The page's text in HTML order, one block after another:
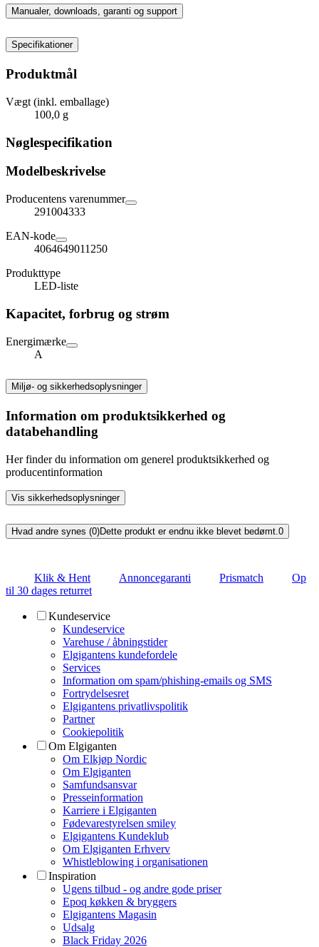
Manualer, downloads, garanti og support
Specifikationer
Produktmål
Vægt (inkl. emballage)
100,0 g
Nøglespecifikation
Modelbeskrivelse
Producentens varenummer
291004333
EAN-kode
4064649011250
Produkttype
LED-liste
Kapacitet, forbrug og strøm
Energimærke
A
Miljø- og sikkerhedsoplysninger
Information om produktsikkerhed og
databehandling
Her finder du information om generel produktsikkerhed og
producentinformation
Vis sikkerhedsoplysninger
Hvad andre synes (0)Dette produkt er endnu ikke blevet bedømt. 0
Klik & Hent Annoncegaranti Prismatch
Op
til 30 dages returret
Kundeservice
Kundeservice
Varehuse / åbningstider
Elgigantens kundefordele
Services
Information om spam/phishing-emails og SMS
Fortrydelsesret
Elgigantens privatlivspolitik
Partner
Cookiepolitik
Om Elgiganten
Om Elkjøp Nordic
Om Elgiganten
Samfundsansvar
Presseinformation
Karriere i Elgiganten
Fødevarestyrelsen smiley
Elgigantens Kundeklub
Om Elgiganten Erhverv
Whistleblowing i organisationen
Inspiration
Ugens tilbud - og andre gode priser
Epoq køkken & bryggers
Elgigantens Magasin
Udsalg
Black Friday 2026